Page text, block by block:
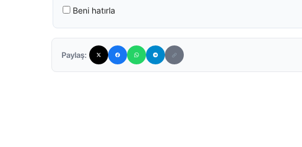
Beni hatırla
Paylaş: